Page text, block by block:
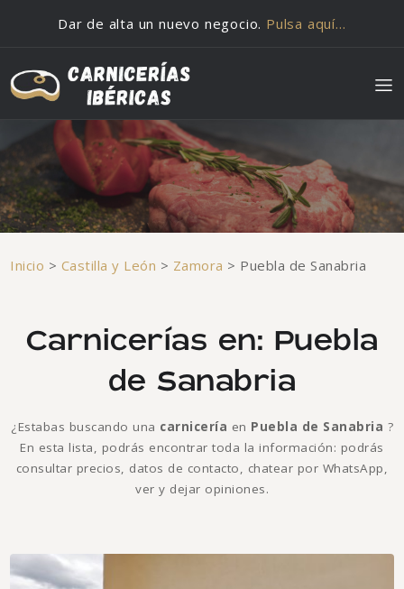
Dar de alta un nuevo negocio. Pulsa aquí…
Inicio > Castilla y León > Zamora > Puebla de Sanabria
Carnicerías en: Puebla
de Sanabria
¿Estabas buscando una carnicería en Puebla de Sanabria ?
En esta lista, podrás encontrar toda la información: podrás
consultar precios, datos de contacto, chatear por WhatsApp,
ver y dejar opiniones.